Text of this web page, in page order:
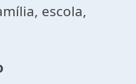
escola,